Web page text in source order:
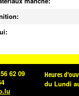
62 09
Heures
du Lundi